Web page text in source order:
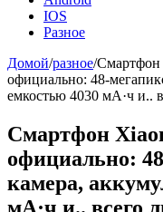
IOS
Разное
Домой/разное/Смартфон
официально: 48-
емкостью 4030 мА·ч и..
Смартфон
официально:
камера,